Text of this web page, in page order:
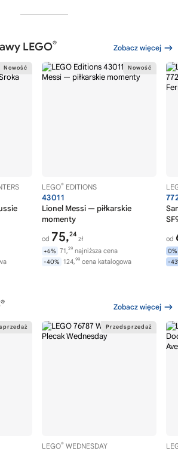
LEGO® Zobacz więcej
LEGO® EDITIONS
43011
Lionel Messi — piłkarskie
momenty
od 75,24
zł
+6% 71,29 najniższa cena
-40% 124,99 cena katalogowa
od
0%
-
® Zobacz więcej
LEGO® WEDNESDAY